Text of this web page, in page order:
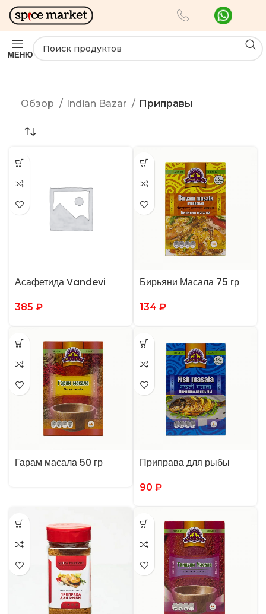
МЕНЮ
Обзор Indian Bazar Приправы
Асафетида Vandevi
385 ₽
Бирьяни Масала 75 гр
134 ₽
Гарам масала 50 гр Приправа для рыбы
90 ₽